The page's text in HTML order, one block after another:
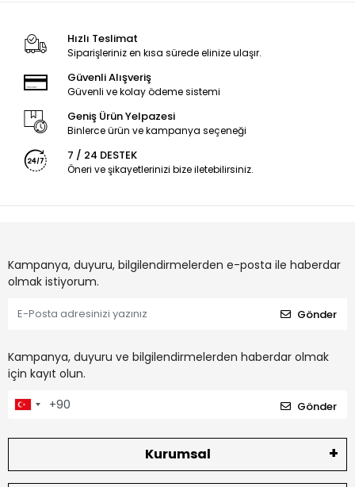
Hızlı Teslimat
Siparişleriniz en kısa sürede elinize ulaşır.
Güvenli Alışveriş
Güvenli ve kolay ödeme sistemi
Geniş Ürün Yelpazesi
Binlerce ürün ve kampanya seçeneği
7 / 24 DESTEK
Öneri ve şikayetlerinizi bize iletebilirsiniz.
Kampanya, duyuru, bilgilendirmelerden e-posta ile haberdar
olmak istiyorum.
Gönder
Kampanya, duyuru ve bilgilendirmelerden haberdar olmak
için kayıt olun.
Gönder
Kurumsal